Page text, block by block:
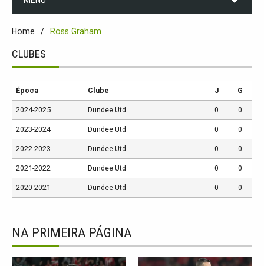
Home Ross Graham
CLUBES
Época Clube J G
2024-2025 Dundee Utd 0 0
2023-2024 Dundee Utd 0 0
2022-2023 Dundee Utd 0 0
2021-2022 Dundee Utd 0 0
2020-2021 Dundee Utd 0 0
NA PRIMEIRA PÁGINA